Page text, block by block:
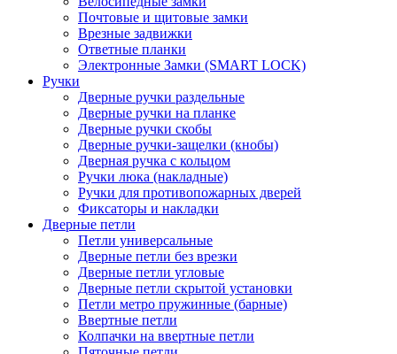
Почтовые и щитовые замки
Врезные задвижки
Ответные планки
Электронные Замки (SMART LOCK)
Ручки
Дверные ручки раздельные
Дверные ручки на планке
Дверные ручки скобы
Дверные ручки-защелки (кнобы)
Дверная ручка с кольцом
Ручки люка (накладные)
Ручки для противопожарных дверей
Фиксаторы и накладки
Дверные петли
Петли универсальные
Дверные петли без врезки
Дверные петли угловые
Дверные петли скрытой установки
Петли метро пружинные (барные)
Ввертные петли
Колпачки на ввертные петли